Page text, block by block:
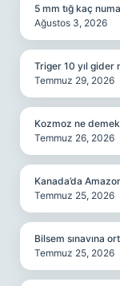
5 mm tığ kaç
Ağustos 3, 2026
Triger 10 yıl gider
Temmuz 29, 2026
Kozmoz ne
Temmuz 26, 2026
Kanada’da
Temmuz 25, 2026
Bilsem sınavına
Temmuz 25, 2026